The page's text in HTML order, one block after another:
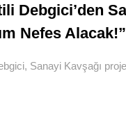
Debgici’den
Nefes Alacak!”
Sanayi Kavşağı